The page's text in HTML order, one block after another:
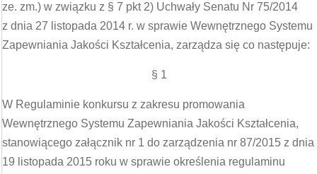
ze. zm.) w związku z § 7 pkt 2) Uchwały Senatu Nr 75/2014
z dnia 27 listopada 2014 r. w sprawie Wewnętrznego Systemu
Zapewniania Jakości Kształcenia, zarządza się co następuje:
§ 1
W Regulaminie konkursu z zakresu promowania
Wewnętrznego Systemu Zapewniania Jakości Kształcenia,
stanowiącego załącznik nr 1 do zarządzenia nr 87/2015 z dnia
19 listopada 2015 roku w sprawie określenia regulaminu